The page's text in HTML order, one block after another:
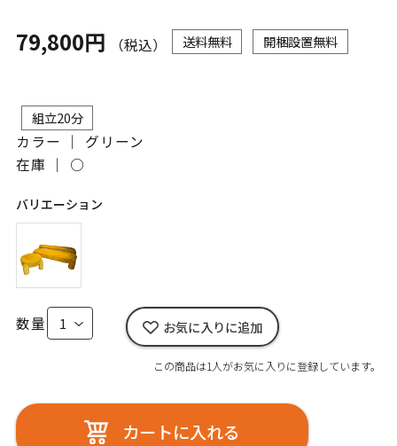
79,800円 （税込） 送料無料 開梱設置無料
組立20分
カラー ｜ グリーン
在庫 ｜ ○
バリエーション
数量 お気に入りに追加
この商品は1人がお気に入りに登録しています。
カートに入れる